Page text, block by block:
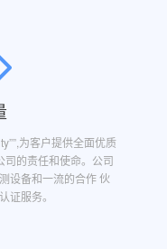
为客户提供全面优质
司的责任和使命。公司
设备和一流的合作 伙
证服务。